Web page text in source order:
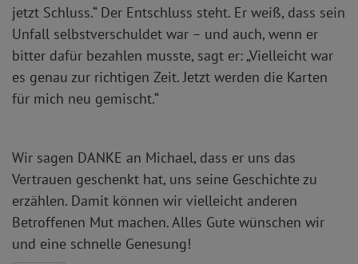
jetzt Schluss.“ Der Entschluss steht. Er weiß, dass sein
Unfall selbstverschuldet war – und auch, wenn er
bitter dafür bezahlen musste, sagt er: „Vielleicht war
es genau zur richtigen Zeit. Jetzt werden die Karten
für mich neu gemischt.“
Wir sagen DANKE an Michael, dass er uns das
Vertrauen geschenkt hat, uns seine Geschichte zu
erzählen. Damit können wir vielleicht anderen
Betroffenen Mut machen. Alles Gute wünschen wir
und eine schnelle Genesung!